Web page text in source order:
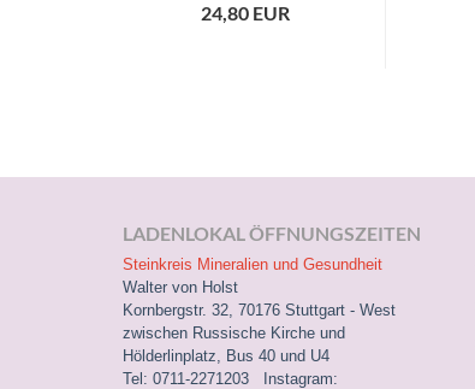
24,80 EUR
LADENLOKAL ÖFFNUNGSZEITEN
Steinkreis Mineralien und Gesundheit
Walter von Holst
Kornbergstr. 32, 70176 Stuttgart - West
zwischen Russische Kirche und
Hölderlinplatz, Bus 40 und U4
Tel: 0711-2271203 Instagram: